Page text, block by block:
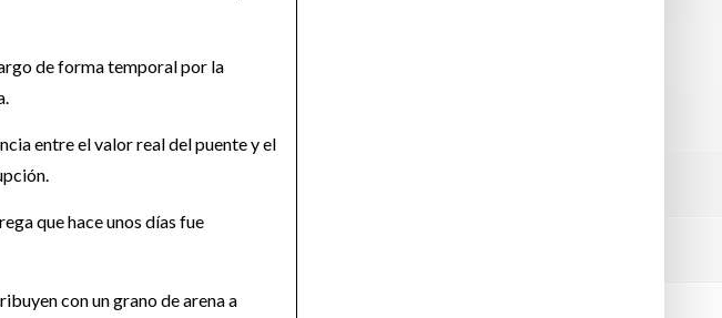
de forma temporal por la
entre el valor real del puente y el
que hace unos días fue
con un grano de arena a